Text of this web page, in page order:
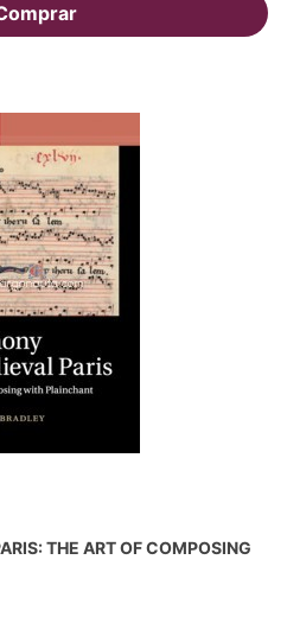
THE ART OF COMPOSING